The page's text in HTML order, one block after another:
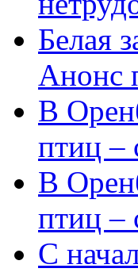
Белая
Анонс
В
птиц –
В
птиц –
С